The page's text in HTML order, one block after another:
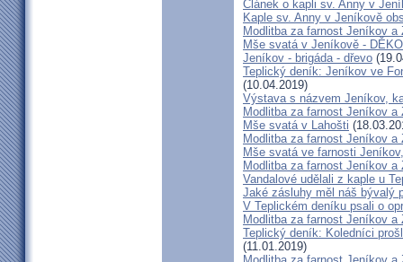
Článek o kapli sv. Anny v
Kaple sv. Anny v Jeníkově
Modlitba za farnost Jeníkov a
Mše svatá v Jeníkově -
Jeníkov - brigáda - dřevo
Teplický deník: Jeníkov ve
(10.04.2019)
Výstava s názvem Jeníkov,
Modlitba za farnost Jeníkov a
Mše svatá v Lahošti
Modlitba za farnost Jeníkov a
Mše svatá ve farnosti
Modlitba za farnost Jeníkov a
Vandalové udělali z kaple u
Jaké zásluhy měl náš bývalý
V Teplickém deníku psali o
Modlitba za farnost Jeníkov a
Teplický deník: Koledníci
(11.01.2019)